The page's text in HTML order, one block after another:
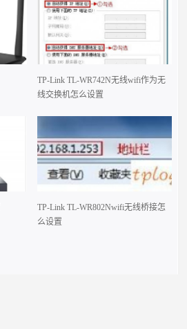
TP-Link TL-WR742N无线wifi作为无
线交换机怎么设置
TP-Link TL-WR802Nwifi无线桥接怎
么设置